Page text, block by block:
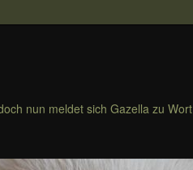
nun meldet sich Gazella zu Wort